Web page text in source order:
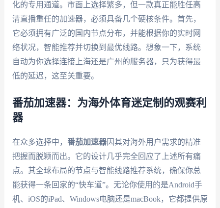
化的专用通道。市面上选择繁多，但一款真正能胜任高
清直播重任的加速器，必须具备几个硬核条件。首先，
它必须拥有广泛的国内节点分布，并能根据你的实时网
络状况，智能推荐并切换到最优线路。想象一下，系统
自动为你选择连接上海还是广州的服务器，只为获得最
低的延迟，这至关重要。
番茄加速器：为海外体育迷定制的观赛利
器
在众多选择中， 番茄加速器因其对海外用户需求的精准
把握而脱颖而出。它的设计几乎完全回应了上述所有痛
点。其全球布局的节点与智能线路推荐系统，确保你总
能获得一条回家的“快车道”。无论你使用的是Android手
机、iOS的iPad、Windows电脑还是macBook，它都提供原